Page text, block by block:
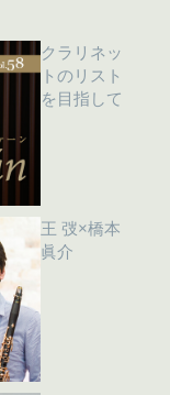
クラリネッ
トのリスト
を目指して
王 弢×橋本
眞介